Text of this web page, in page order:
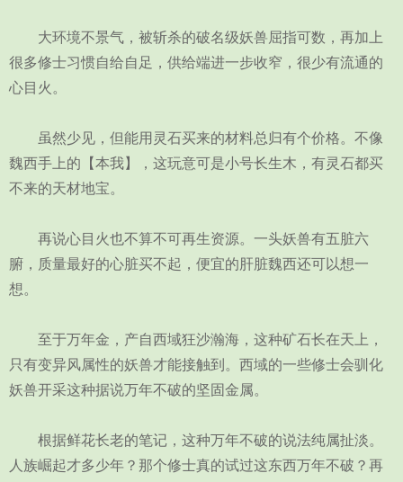
大环境不景气，被斩杀的破名级妖兽屈指可数，再加上
很多修士习惯自给自足，供给端进一步收窄，很少有流通的
心目火。
虽然少见，但能用灵石买来的材料总归有个价格。不像
魏西手上的【本我】，这玩意可是小号长生木，有灵石都买
不来的天材地宝。
再说心目火也不算不可再生资源。一头妖兽有五脏六
腑，质量最好的心脏买不起，便宜的肝脏魏西还可以想一
想。
至于万年金，产自西域狂沙瀚海，这种矿石长在天上，
只有变异风属性的妖兽才能接触到。西域的一些修士会驯化
妖兽开采这种据说万年不破的坚固金属。
根据鲜花长老的笔记，这种万年不破的说法纯属扯淡。
人族崛起才多少年？那个修士真的试过这东西万年不破？再